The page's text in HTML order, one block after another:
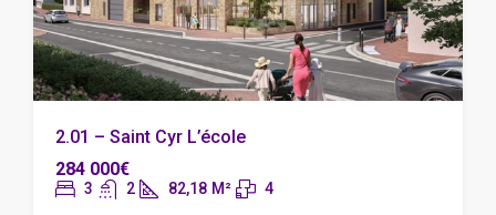
2.01 – Saint Cyr L’école
284 000€
3 2 82,18 M² 4